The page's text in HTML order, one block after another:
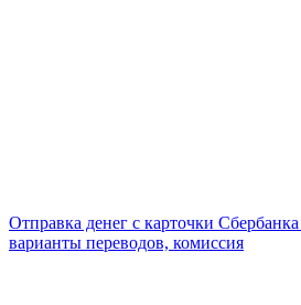
Отправка денег с карточки
варианты переводов, комиссия